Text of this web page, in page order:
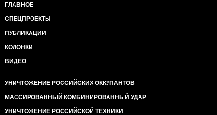
ГЛАВНОЕ
СПЕЦПРОЕКТЫ
ПУБЛИКАЦИИ
КОЛОНКИ
ВИДЕО
УНИЧТОЖЕНИЕ РОССИЙСКИХ ОККУПАНТОВ
МАССИРОВАННЫЙ КОМБИНИРОВАННЫЙ УДАР
УНИЧТОЖЕНИЕ РОССИЙСКОЙ ТЕХНИКИ